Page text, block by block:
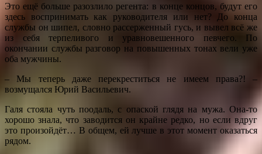
Это ещё больше разозлило регента: в конце концов, будут его
здесь воспринимать как руководителя или нет? До конца
службы он шипел, словно рассерженный гусь, и вывел всё же
из себя терпеливого и уравновешенного певчего. По
окончании службы разговор на повышенных тонах вели уже
оба мужчины.
– Мы теперь даже перекреститься не имеем права?! –
возмущался Юрий Васильевич.
Галя стояла чуть поодаль, с опаской глядя на мужа. Она-то
хорошо знала, что заводится он крайне редко, но если вдруг
это произойдёт… В общем, ей лучше в этот момент оказаться
рядом.